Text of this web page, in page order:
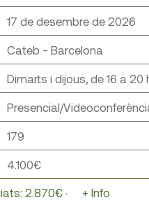
17 de desembre de 2026
Cateb - Barcelona
Dimarts i dijous, de 16 a 20
Presencial/
179
4.100€
2.870€ ·
+ Info